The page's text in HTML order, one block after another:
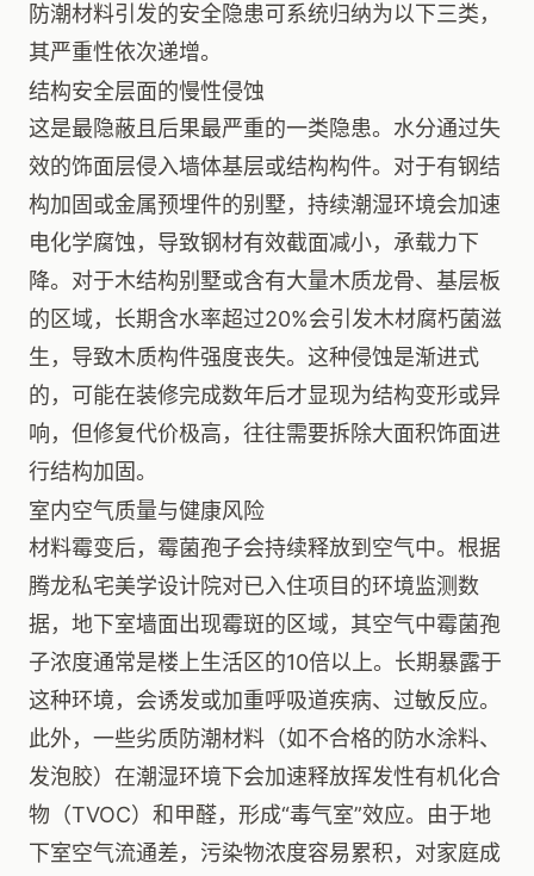
防潮材料引发的安全隐患可系统归纳为以下三类，
其严重性依次递增。
结构安全层面的慢性侵蚀
这是最隐蔽且后果最严重的一类隐患。水分通过失
效的饰面层侵入墙体基层或结构构件。对于有钢结
构加固或金属预埋件的别墅，持续潮湿环境会加速
电化学腐蚀，导致钢材有效截面减小，承载力下
降。对于木结构别墅或含有大量木质龙骨、基层板
的区域，长期含水率超过20%会引发木材腐朽菌滋
生，导致木质构件强度丧失。这种侵蚀是渐进式
的，可能在装修完成数年后才显现为结构变形或异
响，但修复代价极高，往往需要拆除大面积饰面进
行结构加固。
室内空气质量与健康风险
材料霉变后，霉菌孢子会持续释放到空气中。根据
腾龙私宅美学设计院对已入住项目的环境监测数
据，地下室墙面出现霉斑的区域，其空气中霉菌孢
子浓度通常是楼上生活区的10倍以上。长期暴露于
这种环境，会诱发或加重呼吸道疾病、过敏反应。
此外，一些劣质防潮材料（如不合格的防水涂料、
发泡胶）在潮湿环境下会加速释放挥发性有机化合
物（TVOC）和甲醛，形成“毒气室”效应。由于地
下室空气流通差，污染物浓度容易累积，对家庭成